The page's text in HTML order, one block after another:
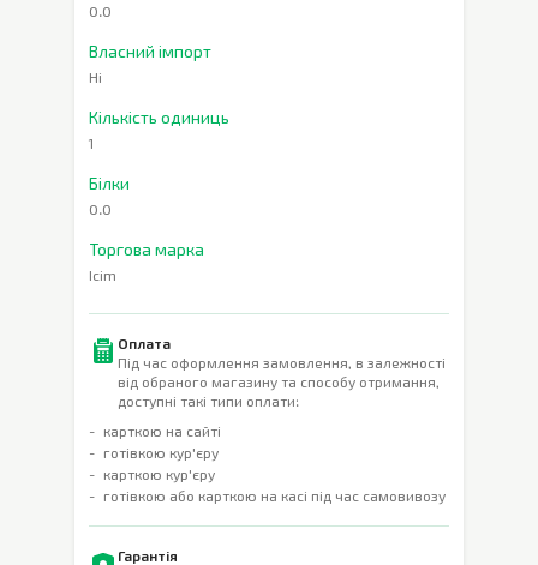
0.0
Власний імпорт
Ні
Кількість одиниць
1
Білки
0.0
Торгова марка
Icim
Оплата
Під час оформлення замовлення, в залежності
від обраного магазину та способу отримання,
доступні такі типи оплати:
карткою на сайті
готівкою кур'єру
карткою кур'єру
готівкою або карткою на касі під час самовивозу
Гарантія